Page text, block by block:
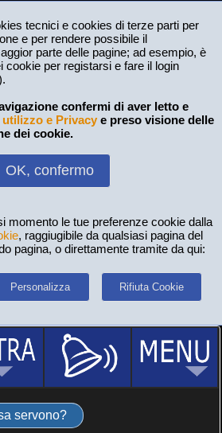
tecnici e cookies di terze parti per
e per rendere possibile il
parte delle pagine; ad esempio, è
cookie per registarsi e fare il login
confermi di aver letto e
e Privacy e preso visione delle
dei cookie.
OK, confermo
momento le tue preferenze cookie dalla
, raggiugibile da qualsiasi pagina del
pagina, o direttamente tramite da qui:
Personalizza Rifiuta Cookie
servono?